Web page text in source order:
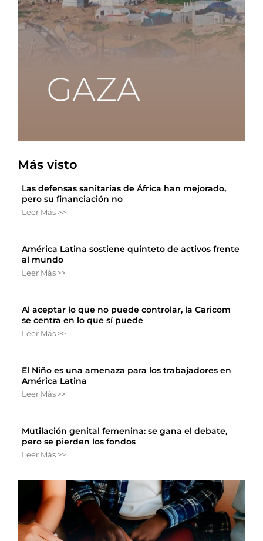
Más visto
Las defensas sanitarias de África han mejorado,
pero su financiación no
Leer Más >>
América Latina sostiene quinteto de activos frente
al mundo
Leer Más >>
Al aceptar lo que no puede controlar, la Caricom
se centra en lo que sí puede
Leer Más >>
El Niño es una amenaza para los trabajadores en
América Latina
Leer Más >>
Mutilación genital femenina: se gana el debate,
pero se pierden los fondos
Leer Más >>